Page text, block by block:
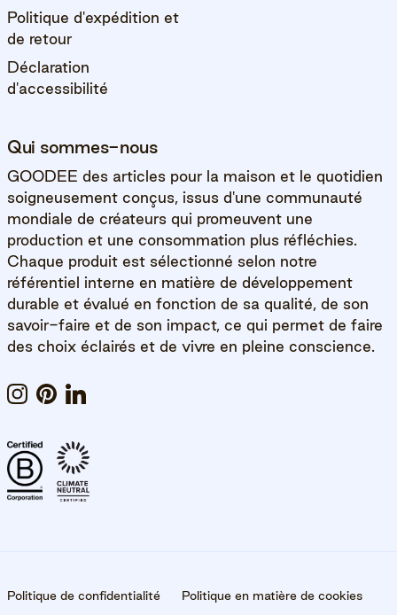
Politique d'expédition et
de retour
Déclaration
d'accessibilité
Qui sommes-nous
GOODEE des articles pour la maison et le quotidien
soigneusement conçus, issus d'une communauté
mondiale de créateurs qui promeuvent une
production et une consommation plus réfléchies.
Chaque produit est sélectionné selon notre
référentiel interne en matière de développement
durable et évalué en fonction de sa qualité, de son
savoir-faire et de son impact, ce qui permet de faire
des choix éclairés et de vivre en pleine conscience.
Instagram
Pinterest
LinkedIn
Politique de confidentialité Politique en matière de cookies
10% SUR VOTRE PREMIÈRE COMMANDE.